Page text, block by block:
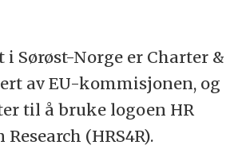
Sørøst-Norge er Charter &
av EU-kommisjonen, og
til å bruke logoen HR
(HRS4R).